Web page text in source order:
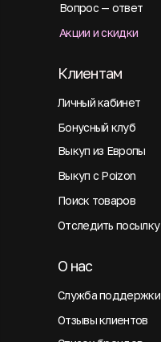
Вопрос — ответ
Акции и скидки
Личный кабинет
Клиентам
Бонусный клуб
Выкуп из Европы
Выкуп с Poizon
Поиск товаров
Отследить посылку
Служба поддержки
О нас
Отзывы клиентов